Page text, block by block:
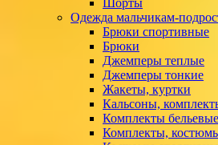
Шорты
Одежда мальчикам-
Брюки спортивные
Брюки
Джемперы теплые
Джемперы тонкие
Жакеты, куртки
Кальсоны,
Комплекты бельевые
Комплекты,